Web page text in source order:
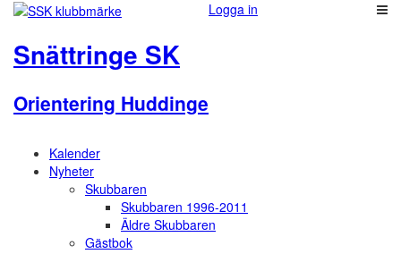
Logga in
Snättringe SK
Orientering Huddinge
Kalender
Nyheter
Skubbaren
Skubbaren 1996-2011
Äldre Skubbaren
Gästbok